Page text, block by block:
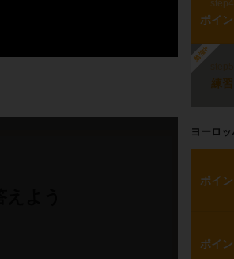
step4
ポイン
勉強中
練習
ヨーロッ
ポイン
ポイン